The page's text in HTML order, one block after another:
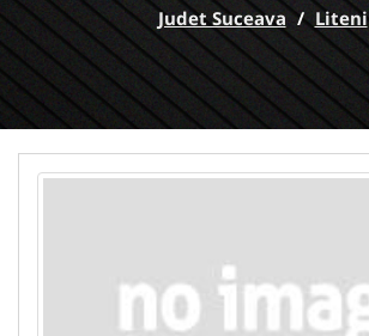
Judet Suceava / Liteni